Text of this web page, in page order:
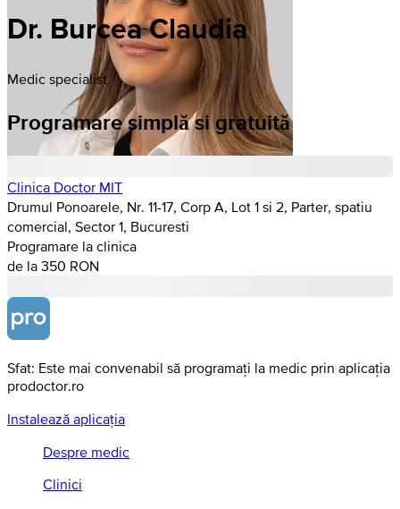
Dr. Burcea Claudia
Medic specialist
Programare simplă si gratuită
Clinica Doctor MIT
Drumul Ponoarele, Nr. 11-17, Corp A, Lot 1 si 2, Parter, spatiu
comercial, Sector 1, Bucuresti
Programare la clinica
de la 350 RON
Sfat: Este mai convenabil să programați la medic prin aplicația
prodoctor.ro
Instalează aplicația
Despre medic
Clinici